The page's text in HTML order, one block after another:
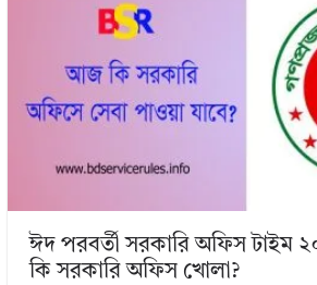
ঈদ পরবর্তী সরকারি অফিস টাইম
কি সরকারি অফিস খোলা?